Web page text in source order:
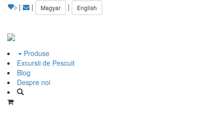
0 | | Magyar | English
Produse
Excursii de Pescuit
Blog
Despre noi